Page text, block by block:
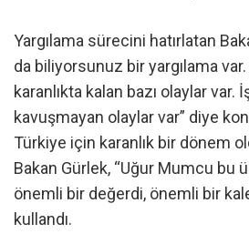
Yargılama sürecini hatırlatan
da biliyorsunuz bir yargılama
karanlıkta kalan bazı olaylar var.
kavuşmayan olaylar var” diye
Türkiye için karanlık bir dönem
Bakan Gürlek, “Uğur Mumcu bu
önemli bir değerdi, önemli bir
kullandı.